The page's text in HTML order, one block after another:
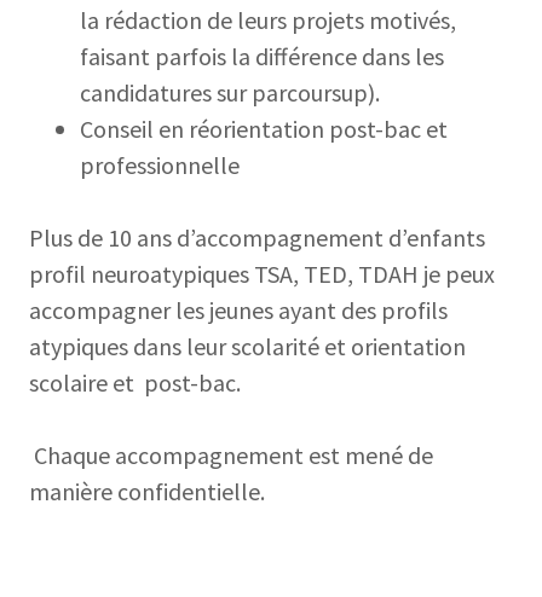
la rédaction de leurs projets motivés,
faisant parfois la différence dans les
candidatures sur parcoursup).
Conseil en réorientation post-bac et
professionnelle
Plus de 10 ans d’accompagnement d’enfants
profil neuroatypiques TSA, TED, TDAH je peux
accompagner les jeunes ayant des profils
atypiques dans leur scolarité et orientation
scolaire et post-bac.
Chaque accompagnement est mené de
manière confidentielle.